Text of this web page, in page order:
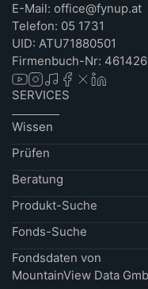
E-Mail: office@fynup.at
Telefon: 05 1731
UID: ATU71880501
Firmenbuch-Nr:
SERVICES
Wissen
Prüfen
Beratung
Produkt-Suche
Fonds-Suche
Fondsdaten von
MountainView Data